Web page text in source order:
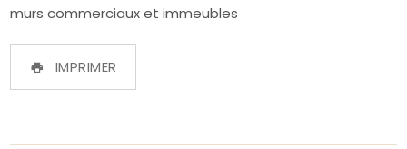
murs commerciaux et immeubles
IMPRIMER